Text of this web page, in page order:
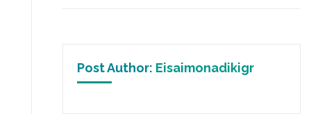
Post Author: Eisaimonadikigr